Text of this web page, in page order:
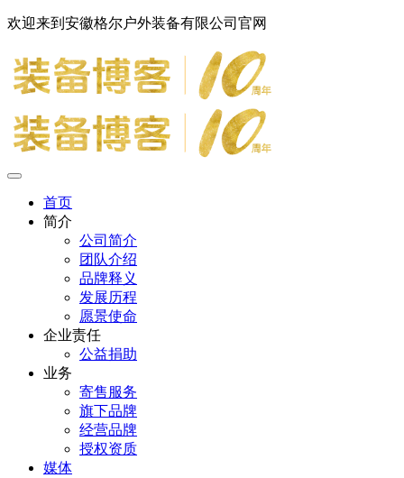
欢迎来到安徽格尔户外装备有限公司官网
首页
简介
公司简介
团队介绍
品牌释义
发展历程
愿景使命
企业责任
公益捐助
业务
寄售服务
旗下品牌
经营品牌
授权资质
媒体